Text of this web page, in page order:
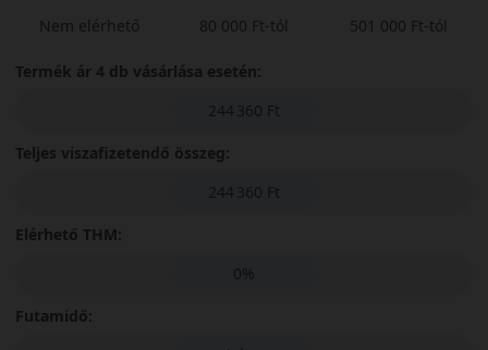
Nem elérhető
80 000 Ft-tól
501 000 Ft-tól
Termék ár 4 db vásárlása esetén:
244 360 Ft
Teljes viszafizetendő összeg:
244 360 Ft
Elérhető THM:
0%
Futamidő: